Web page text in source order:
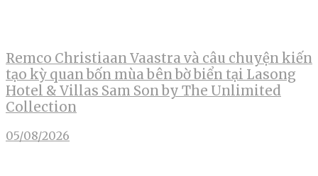
Remco Christiaan Vaastra và câu chuyện kiến
tạo kỳ quan bốn mùa bên bờ biển tại Lasong
Hotel & Villas Sam Son by The Unlimited
Collection
05/08/2026